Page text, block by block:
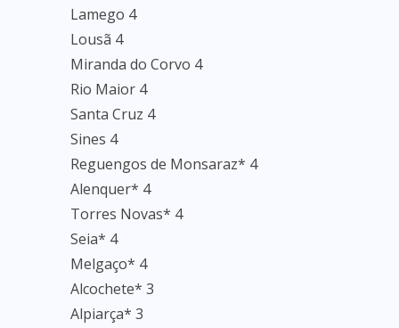
Lamego 4
Lousã 4
Miranda do Corvo 4
Rio Maior 4
Santa Cruz 4
Sines 4
Reguengos de Monsaraz* 4
Alenquer* 4
Torres Novas* 4
Seia* 4
Melgaço* 4
Alcochete* 3
Alpiarça* 3